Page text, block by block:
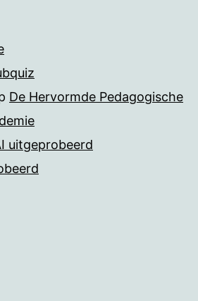
De Hervormde Pedagogische
uitgeprobeerd